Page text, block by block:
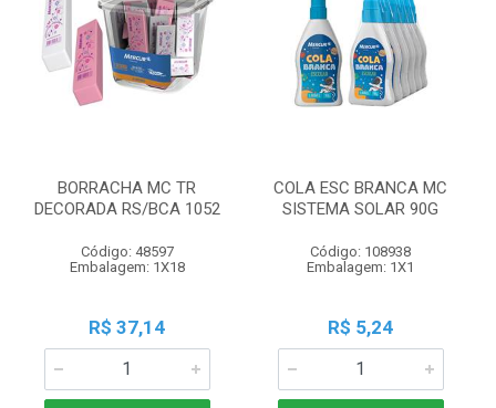
BORRACHA MC TR
DECORADA RS/BCA 1052
Código: 48597
Embalagem: 1X18
R$ 37,14
COLA ESC BRANCA MC
SISTEMA SOLAR 90G
Código: 108938
Embalagem: 1X1
R$ 5,24